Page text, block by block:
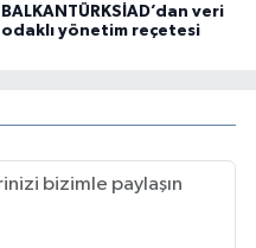
BALKANTÜRKSİAD’dan veri
odaklı yönetim reçetesi